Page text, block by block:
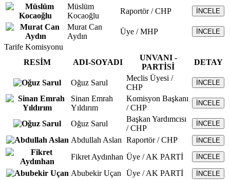
Müslüm
Kocaoğlu
Raportör / CHP İNCELE
Murat Can
Aydın
Üye / MHP İNCELE
Tarife Komisyonu
RESİM
ADI-SOYADI
UNVANI -
PARTİSİ
DETAY
Oğuz Sarul
Meclis Üyesi /
CHP
İNCELE
Sinan Emrah
Yıldırım
Komisyon Başkanı
/ CHP
İNCELE
Oğuz Sarul
Başkan Yardımcısı
/ CHP
İNCELE
Abdullah Aslan Raportör / CHP İNCELE
Fikret Aydınhan Üye / AK PARTİ İNCELE
Abubekir Uçan Üye / AK PARTİ İNCELE